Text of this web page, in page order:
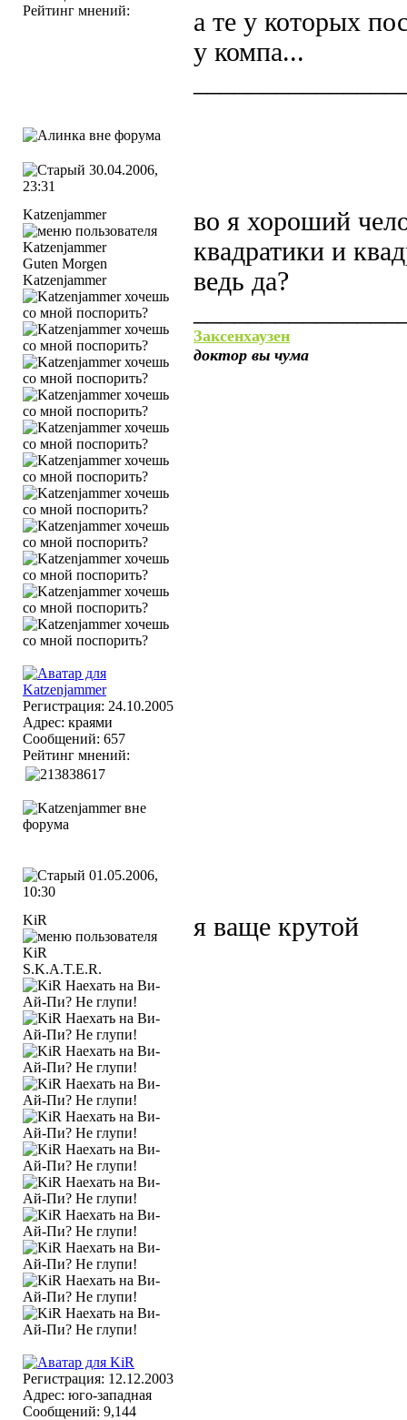
Рейтинг мнений:
а те у которых
у компа...
30.04.2006,
23:31
Katzenjammer
Guten Morgen
Katzenjammer
Регистрация: 24.10.2005
Адрес: краями
Сообщений: 657
Рейтинг мнений:
во я хороший
квадратики и
ведь да?
Заксенхаузен
доктор вы чума
01.05.2006,
10:30
KiR
S.K.A.T.E.R.
Регистрация: 12.12.2003
Адрес: юго-западная
Сообщений: 9,144
я ваще крутой